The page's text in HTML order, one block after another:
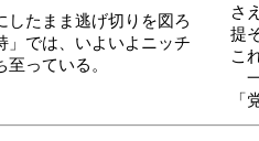
たまま逃げ切りを図ろ
」では、いよいよニッチ
っている。
さ
提
こ
一
「